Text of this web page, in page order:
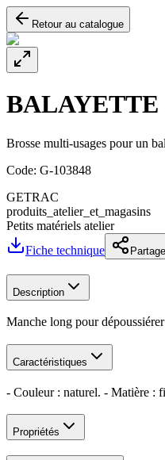
Retour au catalogue
Brosse multi-usages pour un
Code: G-103848
GETRAC
produits_atelier_et_magasins
Petits matériels atelier
Fiche technique
Description
Manche long pour
Caractéristiques
- Couleur : naturel. - Matière :
Propriétés